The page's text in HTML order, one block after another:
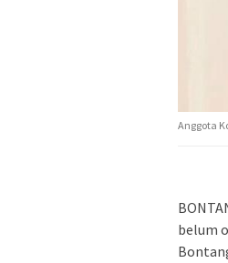
Anggota
belum